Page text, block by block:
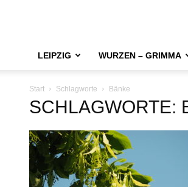
LEIPZIG WURZEN – GRIMMA
Start Schlagworte Bänke
SCHLAGWORTE: